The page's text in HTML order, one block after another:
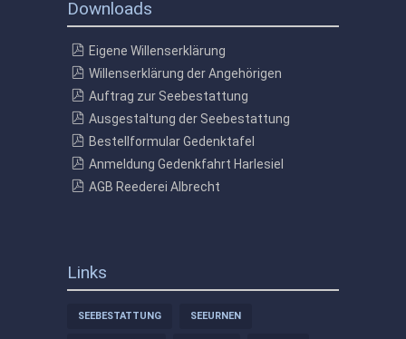
Downloads
Eigene Willenserklärung
Willenserklärung der Angehörigen
Auftrag zur Seebestattung
Ausgestaltung der Seebestattung
Bestellformular Gedenktafel
Anmeldung Gedenkfahrt Harlesiel
AGB Reederei Albrecht
Links
SEEBESTATTUNG SEEURNEN